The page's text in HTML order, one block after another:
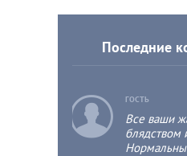
Последние
c ГОСТЬ
Все ваши жанихи-
блядством